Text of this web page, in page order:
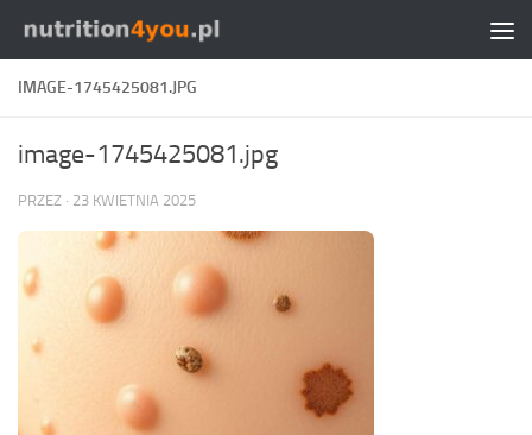
Przejdź do treści
IMAGE-1745425081.JPG
image-1745425081.jpg
PRZEZ · 23 KWIETNIA 2025